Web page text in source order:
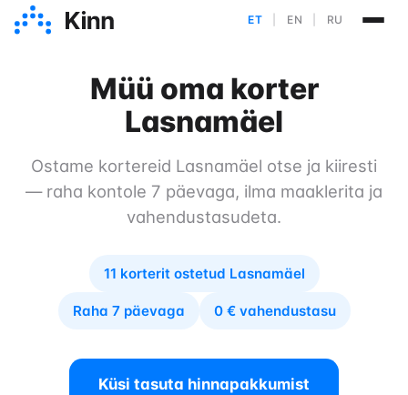
ET EN RU
Müü oma korter
Lasnamäel
Ostame kortereid Lasnamäel otse ja kiiresti
— raha kontole 7 päevaga, ilma maaklerita ja
vahendustasudeta.
11 korterit ostetud Lasnamäel
Raha 7 päevaga 0 € vahendustasu
Küsi tasuta hinnapakkumist